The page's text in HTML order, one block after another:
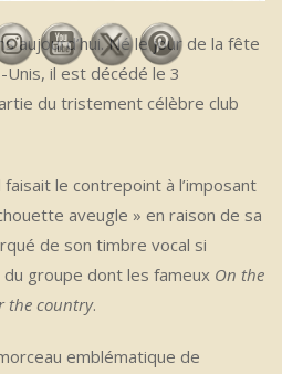
aujourd’hui. Né le jour de la fête
Unis, il est décédé le 3
du tristement célèbre club
le contrepoint à l’imposant
aveugle » en raison de sa
de son timbre vocal si
groupe dont les fameux On the
the country.
emblématique de